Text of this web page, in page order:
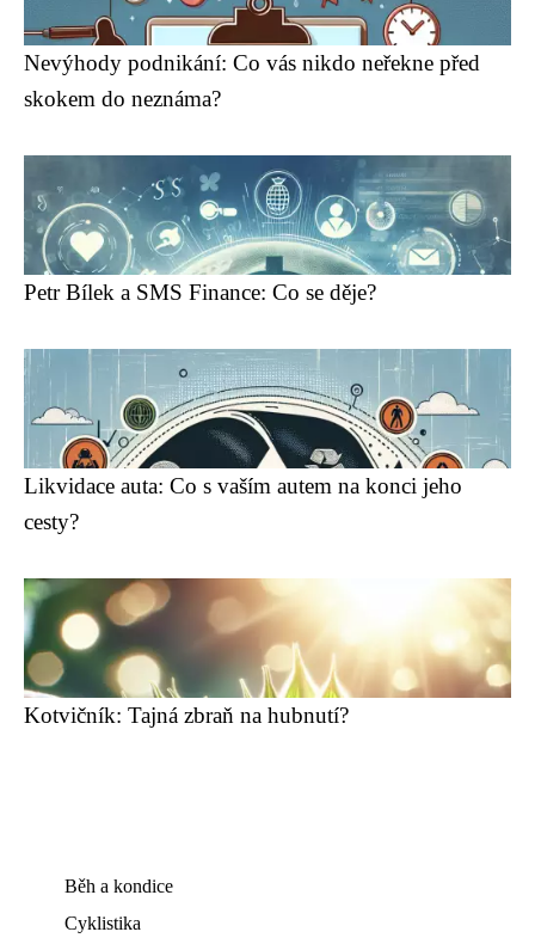
Nevýhody podnikání: Co vás nikdo neřekne před
skokem do neznáma?
Petr Bílek a SMS Finance: Co se děje?
Likvidace auta: Co s vaším autem na konci jeho
cesty?
Kotvičník: Tajná zbraň na hubnutí?
Běh a kondice
Cyklistika